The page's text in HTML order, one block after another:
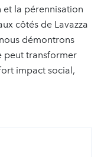
et la pérennisation
côtés de Lavazza
démontrons
peut transformer
impact social,